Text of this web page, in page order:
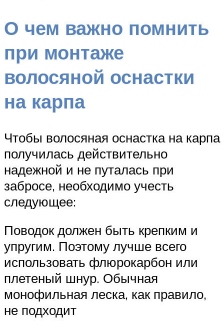
О чем важно помнить
при монтаже
волосяной оснастки
на карпа
Чтобы волосяная оснастка на карпа
получилась действительно
надежной и не путалась при
забросе, необходимо учесть
следующее:
Поводок должен быть крепким и
упругим. Поэтому лучше всего
использовать флюрокарбон или
плетеный шнур. Обычная
монофильная леска, как правило,
не подходит